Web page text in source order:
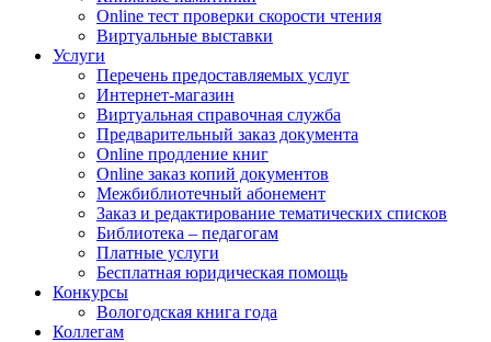
Online тест проверки скорости чтения
Виртуальные выставки
Услуги
Перечень предоставляемых услуг
Интернет-магазин
Виртуальная справочная служба
Предварительный заказ документа
Online продление книг
Online заказ копий документов
Межбиблиотечный абонемент
Заказ и редактирование тематических списков
Библиотека – педагогам
Платные услуги
Бесплатная юридическая помощь
Конкурсы
Вологодская книга года
Коллегам